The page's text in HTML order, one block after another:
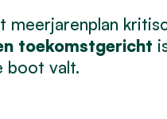
meerjarenplan
toekomstgericht
boot valt.